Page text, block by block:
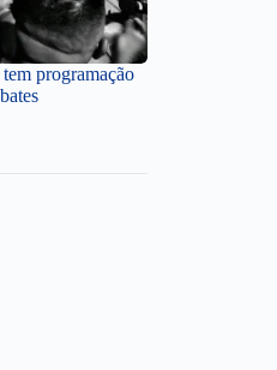
programação